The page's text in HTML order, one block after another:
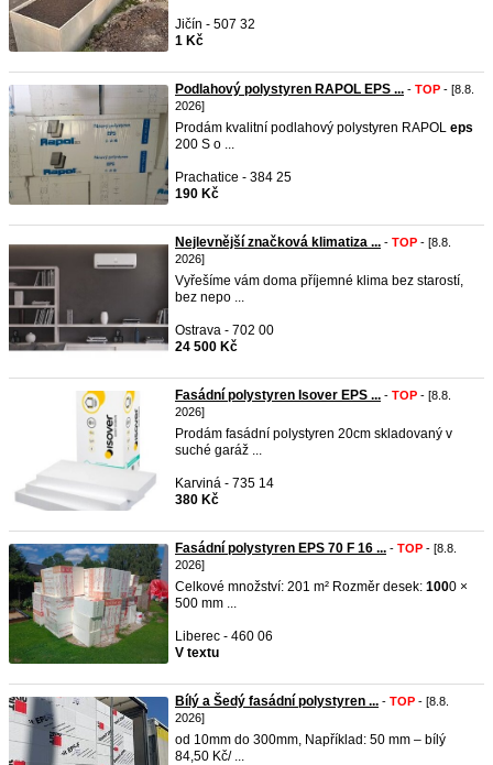
Jičín - 507 32
1 Kč
Podlahový polystyren RAPOL EPS ... - TOP - [8.8.
2026]
Prodám kvalitní podlahový polystyren RAPOL eps
200 S o ...
Prachatice - 384 25
190 Kč
Nejlevnější značková klimatiza ... - TOP - [8.8.
2026]
Vyřešíme vám doma příjemné klima bez starostí,
bez nepo ...
Ostrava - 702 00
24 500 Kč
Fasádní polystyren Isover EPS ... - TOP - [8.8.
2026]
Prodám fasádní polystyren 20cm skladovaný v
suché garáž ...
Karviná - 735 14
380 Kč
Fasádní polystyren EPS 70 F 16 ... - TOP - [8.8.
2026]
Celkové množství: 201 m² Rozměr desek: 1000 ×
500 mm ...
Liberec - 460 06
V textu
Bílý a Šedý fasádní polystyren ... - TOP - [8.8.
2026]
od 10mm do 300mm, Například: 50 mm – bílý
84,50 Kč/ ...